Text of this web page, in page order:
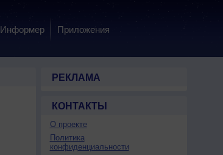
Информер Приложения
РЕКЛАМА
КОНТАКТЫ
О проекте
Политика
конфиденциальности